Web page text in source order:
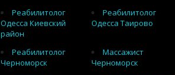
Реабилитолог
Одесса Киевский
район
Реабилитолог
Одесса Таирово
Реабилитолог
Черноморск
Массажист
Черноморск